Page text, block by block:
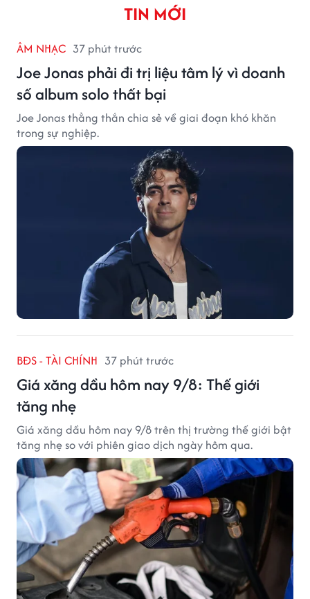
TIN MỚI
ÂM NHẠC 37 phút trước
Joe Jonas phải đi trị liệu tâm lý vì doanh
số album solo thất bại
Joe Jonas thẳng thắn chia sẻ về giai đoạn khó khăn
trong sự nghiệp.
BĐS - TÀI CHÍNH 37 phút trước
Giá xăng dầu hôm nay 9/8: Thế giới
tăng nhẹ
Giá xăng dầu hôm nay 9/8 trên thị trường thế giới bật
tăng nhẹ so với phiên giao dịch ngày hôm qua.